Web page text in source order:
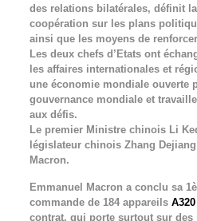
des relations bilatérales, définit
coopération sur les plans
ainsi que les moyens de
Les deux chefs d’Etats ont
les affaires internationales et
une économie mondiale ouverte
gouvernance mondiale et
aux défis.
Le premier Ministre chinois Li
législateur chinois Zhang
Macron.
Emmanuel Macron a conclu sa
commande de 184 appareils A320
contrat, qui porte surtout sur des